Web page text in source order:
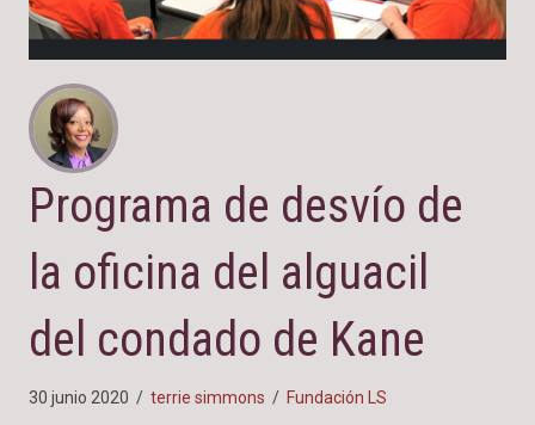
Programa de desvío de
la oficina del alguacil
del condado de Kane
30 junio 2020 / terrie simmons / Fundación LS